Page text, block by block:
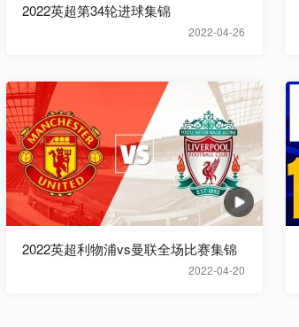
2022-04-26
2022英超第34轮进球集锦
2022-04-20
2022英超利物浦vs曼联全场比赛集锦